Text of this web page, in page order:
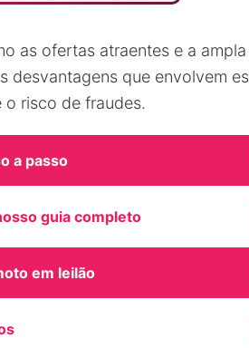
as ofertas atraentes e a ampla
desvantagens que envolvem
risco de fraudes.
a passo
guia completo
em leilão